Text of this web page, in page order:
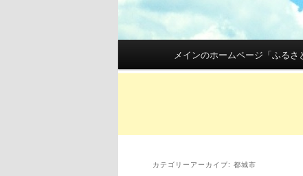
メインコンテンツへ移動
サブコンテンツへ移動
メインのホームページ「ふるさ
カテゴリーアーカイブ: 都城市